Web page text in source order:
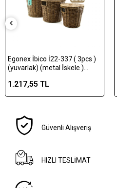
Egonex İbico İ22-337 ( 3pcs )
(yuvarlak) (metal İskele )
Kapaklı ) ( 22x22x18cm )*12=k
1.217,55 TL
Güvenli Alışveriş
HIZLI TESLİMAT